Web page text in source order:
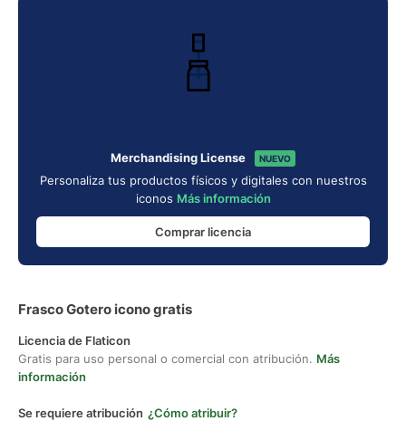
Merchandising License NUEVO
Personaliza tus productos físicos y digitales con nuestros
iconos Más información
Comprar licencia
Frasco Gotero icono gratis
Licencia de Flaticon
Gratis para uso personal o comercial con atribución. Más
información
Se requiere atribución ¿Cómo atribuir?